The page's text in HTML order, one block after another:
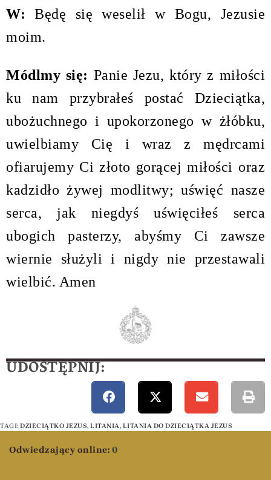
W: Będę się weselił w Bogu, Jezusie
moim.
Módlmy się: Panie Jezu, który z miłości
ku nam przybrałeś postać Dzieciątka,
ubożuchnego i upokorzonego w żłóbku,
uwielbiamy Cię i wraz z mędrcami
ofiarujemy Ci złoto gorącej miłości oraz
kadzidło żywej modlitwy; uświęć nasze
serca, jak niegdyś uświęciłeś serca
ubogich pasterzy, abyśmy Ci zawsze
wiernie służyli i nigdy nie przestawali
wielbić. Amen
UDOSTĘPNIJ:
TAGI: DZIECIĄTKO JEZUS, LITANIA, LITANIA DO DZIECIĄTKA JEZUS
Odwiedzający online: 0